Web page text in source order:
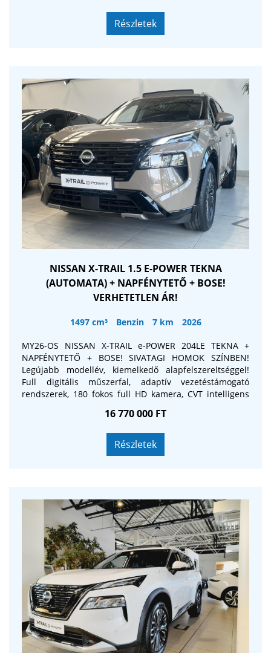
Részletek
NISSAN X-TRAIL 1.5 E-POWER TEKNA
(AUTOMATA) + NAPFÉNYTETŐ + BOSE!
VERHETETLEN ÁR!
1497 cm³ Benzin 7 km 2026
MY26-OS NISSAN X-TRAIL e-POWER 204LE TEKNA +
NAPFÉNYTETŐ + BOSE! SIVATAGI HOMOK SZÍNBEN!
Legújabb modellév, kiemelkedő alapfelszereltséggel!
Full digitális műszerfal, adaptív vezetéstámogató
rendszerek, 180 fokos full HD kamera, CVT intelligens
korrekt áron beszámítjuk, szalonunkban több
16 770 000 FT
Részletek